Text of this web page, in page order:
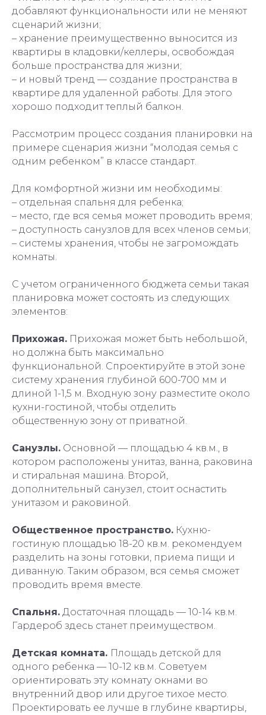
добавляют функциональности или не меняют
сценарий жизни;
– хранение преимущественно выносится из
квартиры в кладовки/келлеры, освобождая
больше пространства для жизни;
– и новый тренд — создание пространства в
квартире для удаленной работы. Для этого
хорошо подходит теплый балкон.
Рассмотрим процесс создания планировки на
примере сценария жизни “молодая семья с
одним ребенком” в классе стандарт.
Для комфортной жизни им необходимы:
– отдельная спальня для ребенка;
– место, где вся семья может проводить время;
– доступность санузлов для всех членов семьи;
– системы хранения, чтобы не загромождать
комнаты.
С учетом ограниченного бюджета семьи такая
планировка может состоять из следующих
элементов:
Прихожая. Прихожая может быть небольшой,
но должна быть максимально
функциональной. Спроектируйте в этой зоне
систему хранения глубиной 600-700 мм и
длиной 1-1,5 м. Входную зону разместите около
кухни-гостиной, чтобы отделить
общественную зону от приватной.
Санузлы. Основной — площадью 4 кв.м., в
котором расположены унитаз, ванна, раковина
и стиральная машина. Второй,
дополнительный санузел, стоит оснастить
унитазом и раковиной.
Общественное пространство. Кухню-
гостиную площадью 18-20 кв.м. рекомендуем
разделить на зоны готовки, приема пищи и
диванную. Таким образом, вся семья сможет
проводить время вместе.
Спальня. Достаточная площадь — 10-14 кв.м.
Гардероб здесь станет преимуществом.
Детская комната. Площадь детской для
одного ребенка — 10-12 кв.м. Советуем
ориентировать эту комнату окнами во
внутренний двор или другое тихое место.
Проектировать ее лучше в глубине квартиры,